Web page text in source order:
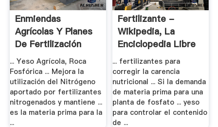
Enmiendas
Agrícolas Y Planes
De Fertilización
... Yeso Agrícola, Roca
Fosfórica ... Mejora la
utilización del Nitrógeno
aportado por fertilizantes
nitrogenados y mantiene ...
es la materia prima para la
...
Fertilizante -
Wikipedia, La
Enciclopedia Libre
... fertilizantes para
corregir la carencia
nutricional ... Si la demanda
de materia prima para una
planta de fosfato ... yeso
para controlar el contenido
de ...